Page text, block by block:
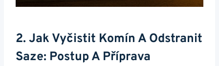
2. Jak Vyčistit Komín A Odstranit
Saze: Postup A Příprava